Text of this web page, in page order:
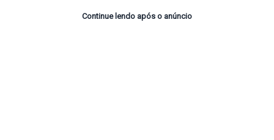
Continue lendo após o anúncio